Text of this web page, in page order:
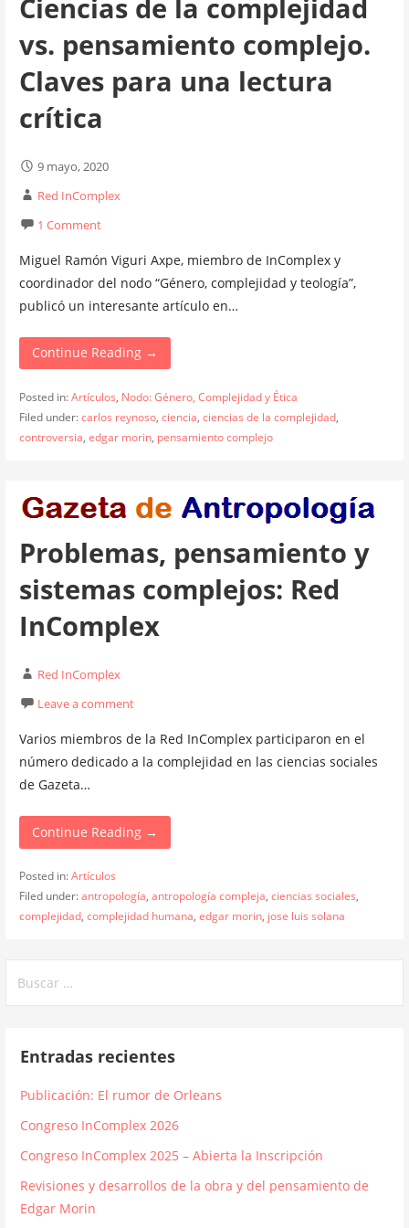
Ciencias de la complejidad
vs. pensamiento complejo.
Claves para una lectura
crítica
9 mayo, 2020
Red InComplex
1 Comment
Miguel Ramón Viguri Axpe, miembro de InComplex y
coordinador del nodo “Género, complejidad y teología”,
publicó un interesante artículo en…
Continue Reading →
Posted in:Artículos, Nodo: Género, Complejidad y Ética
Filed under:carlos reynoso, ciencia, ciencias de la complejidad,
controversia, edgar morin, pensamiento complejo
Problemas, pensamiento y
sistemas complejos: Red
InComplex
Red InComplex
Leave a comment
Varios miembros de la Red InComplex participaron en el
número dedicado a la complejidad en las ciencias sociales
de Gazeta…
Continue Reading →
Posted in:Artículos
Filed under:antropología, antropología compleja, ciencias sociales,
complejidad, complejidad humana, edgar morin, jose luis solana
Entradas recientes
Publicación: El rumor de Orleans
Congreso InComplex 2026
Congreso InComplex 2025 – Abierta la Inscripción
Revisiones y desarrollos de la obra y del pensamiento de
Edgar Morin